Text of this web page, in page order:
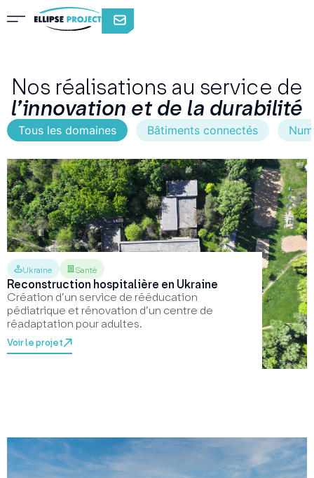
Nos réalisations au service de
l’innovation et de la durabilité
Tous les domaines Bâtiments connectés
Ukraine Santé
Reconstruction hospitalière en Ukraine
Création d’un service de rééducation
pédiatrique et rénovation d’un centre de
réadaptation pour adultes.
Voir le projet